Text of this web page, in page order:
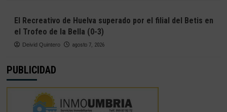
El Recreativo de Huelva superado por el filial del Betis en
el Trofeo de la Bella (0-3)
Deivid Quintero agosto 7, 2026
PUBLICIDAD